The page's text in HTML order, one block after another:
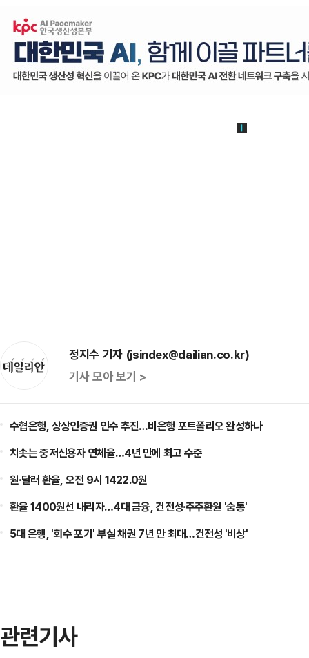
정지수 기자 (jsindex@dailian.co.kr)
기사 모아 보기 >
수협은행, 상상인증권 인수 추진…비은행 포트폴리오 완성하나
치솟는 중저신용자 연체율…4년 만에 최고 수준
원·달러 환율, 오전 9시 1422.0원
환율 1400원선 내리자…4대 금융, 건전성·주주환원 '숨통'
5대 은행, '회수 포기' 부실 채권 7년 만 최대…건전성 '비상'
관련기사